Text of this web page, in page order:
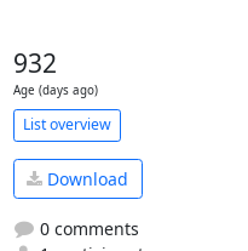
932
Age (days ago)
List overview
Download
0 comments